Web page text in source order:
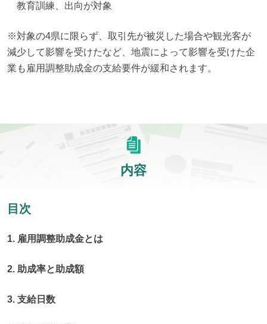
教育訓練、出向が対象
※対象の4県に限らず、取引先が被災した場合や観光客が
減少して影響を受けたなど、地震によって影響を受けた企
業も雇用調整助成金の支給要件が緩和されます。
内容
目次
1. 雇用調整助成金とは
2. 助成率と助成額
3. 支給日数